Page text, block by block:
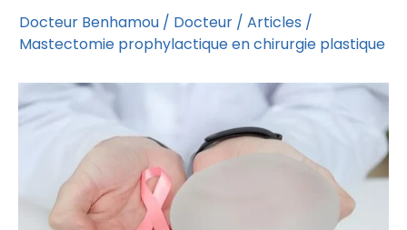
Docteur Benhamou / Docteur / Articles /
Mastectomie prophylactique en chirurgie plastique